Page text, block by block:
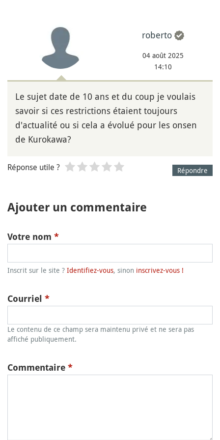
roberto
04 août 2025
14:10
Le sujet date de 10 ans et du coup je voulais
savoir si ces restrictions étaient toujours
d'actualité ou si cela a évolué pour les onsen
de Kurokawa?
Répondre
Réponse utile ?
Ajouter un commentaire
Votre nom *
Inscrit sur le site ? Identifiez-vous, sinon inscrivez-vous !
Courriel *
Le contenu de ce champ sera maintenu privé et ne sera pas
affiché publiquement.
Commentaire *